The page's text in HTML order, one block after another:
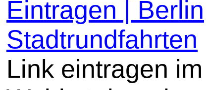
Eintragen | Berlin
Stadtrundfahrten
Link eintragen im